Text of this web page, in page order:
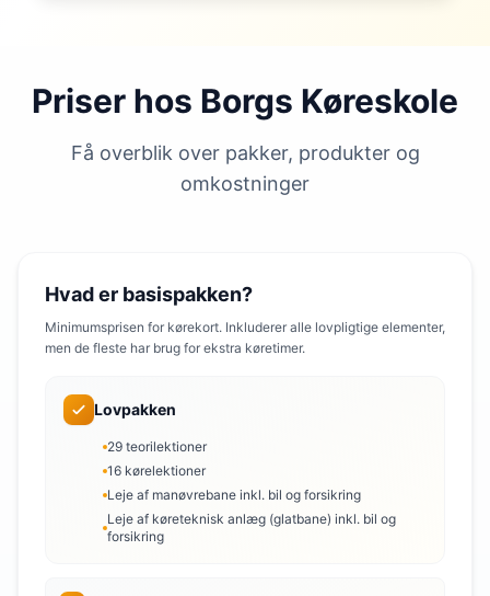
Priser hos Borgs Køreskole
Få overblik over pakker, produkter og
omkostninger
Hvad er basispakken?
Minimumsprisen for kørekort. Inkluderer alle lovpligtige elementer,
men de fleste har brug for ekstra køretimer.
Lovpakken
29 teorilektioner
16 kørelektioner
Leje af manøvrebane inkl. bil og forsikring
Leje af køreteknisk anlæg (glatbane) inkl. bil og
forsikring